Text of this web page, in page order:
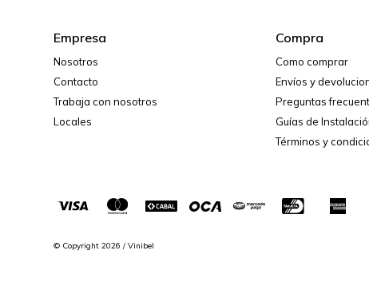
Empresa
Nosotros
Contacto
Trabaja con nosotros
Locales
Compra
Como comprar
Envíos y
Preguntas
Guías de
Términos y
© Copyright 2026 / Vinibel